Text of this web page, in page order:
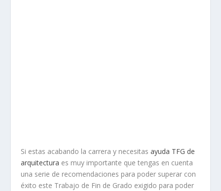
Si estas acabando la carrera y necesitasayuda TFG de
arquitectura es muy importante que tengas en cuenta
una serie de recomendaciones para poder superar con
éxito este Trabajo de Fin de Grado exigido para poder